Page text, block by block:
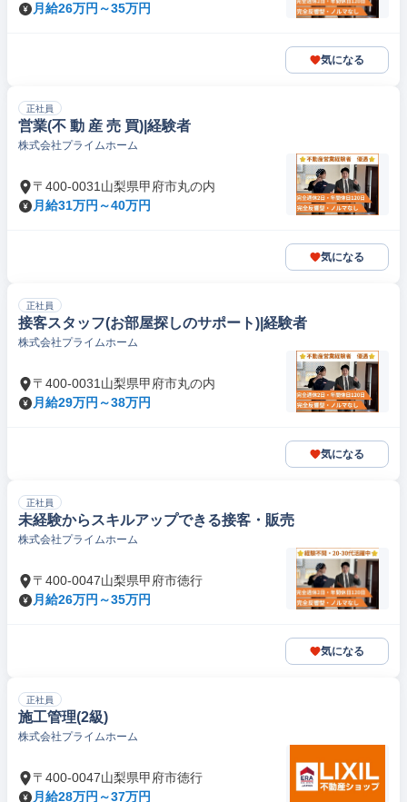
月給26万円～35万円
気になる
正社員
営業(不 動 産 売 買)|経験者
株式会社プライムホーム
〒400-0031山梨県甲府市丸の内
月給31万円～40万円
気になる
正社員
接客スタッフ(お部屋探しのサポート)|経験者
株式会社プライムホーム
〒400-0031山梨県甲府市丸の内
月給29万円～38万円
気になる
正社員
未経験からスキルアップできる接客・販売
株式会社プライムホーム
〒400-0047山梨県甲府市徳行
月給26万円～35万円
気になる
正社員
施工管理(2級)
株式会社プライムホーム
〒400-0047山梨県甲府市徳行
月給28万円～37万円